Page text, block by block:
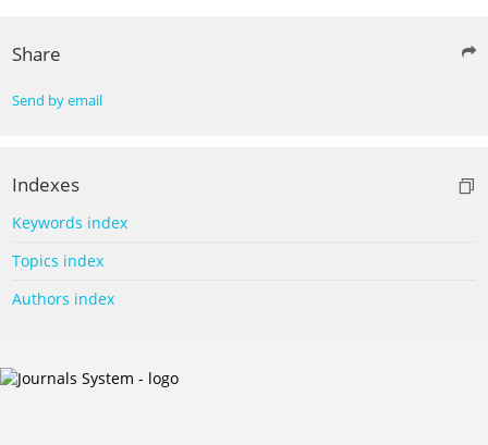
Share
Send by email
Indexes
Keywords index
Topics index
Authors index